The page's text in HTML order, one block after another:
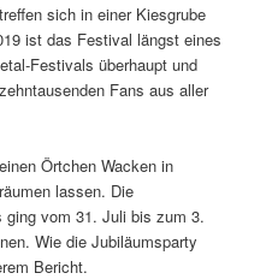
sich in einer Kiesgrube
ist das Festival längst eines
Festivals überhaupt und
Fans aus aller
Örtchen Wacken in
lassen. Die
vom 31. Juli bis zum 3.
Wie die Jubiläumsparty
Bericht.